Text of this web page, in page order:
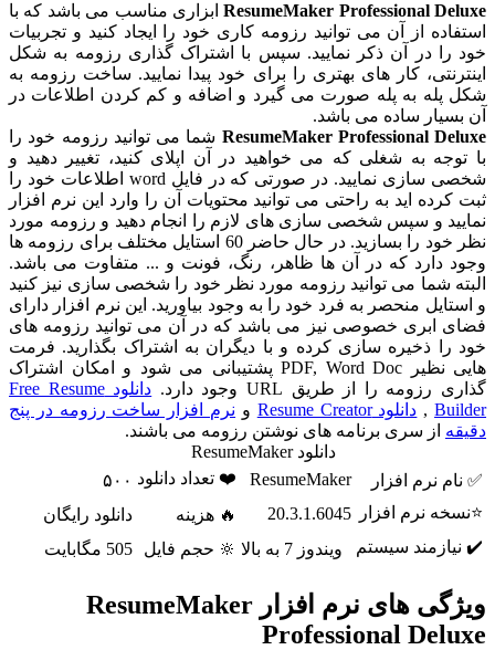
ResumeMaker Professional Deluxeابزاری مناسب می باشد که با
استفاده از آن می توانید رزومه کاری خود را ایجاد کنید و تجربیات
خود را در آن ذکر نمایید. سپس با اشتراک گذاری رزومه به شکل
اینترنتی، کار های بهتری را برای خود پیدا نمایید. ساخت رزومه به
شکل پله به پله صورت می گیرد و اضافه و کم کردن اطلاعات در
آن بسیار ساده می باشد.
ResumeMaker Professional Deluxe شما می توانید رزومه خود را
با توجه به شغلی که می خواهید در آن اپلای کنید، تغییر دهید و
شخصی سازی نمایید. در صورتی که در فایل word اطلاعات خود را
ثبت کرده اید به راحتی می توانید محتویات آن را وارد این نرم افزار
نمایید و سپس شخصی سازی های لازم را انجام دهید و رزومه مورد
نظر خود را بسازید. در حال حاضر 60 استایل مختلف برای رزومه ها
وجود دارد که در آن ها ظاهر، رنگ، فونت و ... متفاوت می باشد.
البته شما می توانید رزومه مورد نظر خود را شخصی سازی نیز کنید
و استایل منحصر به فرد خود را به وجود بیاورید. این نرم افزار دارای
فضای ابری خصوصی نیز می باشد که در آن می توانید رزومه های
خود را ذخیره سازی کرده و با دیگران به اشتراک بگذارید. فرمت
هایی نظیر PDF, Word Doc پشتیبانی می شود و امکان اشتراک
گذاری رزومه را از طریق URL وجود دارد.
دانلود Free Resume
Builder
, دانلود Resume Creator و نرم افزار ساخت رزومه در پنج
دقیقه از سری برنامه های نوشتن رزومه می باشند.
دانلود ResumeMaker
✅ نام نرم افزار
ResumeMaker ❤️ تعداد دانلود ۵۰۰
⭐نسخه نرم افزار
20.3.1.6045 🔥 هزینه
دانلود رایگان
✔️ نیازمند سیستم
ویندوز 7 به بالا 🔆 حجم فایل 505 مگابایت
ویژگی های نرم افزار ResumeMaker
Professional Deluxe